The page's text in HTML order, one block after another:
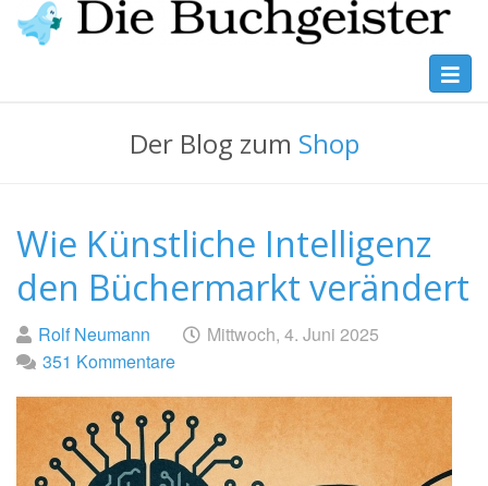
Skip
to
BuchgeisterDer Blog zum Shop
Wie Künstliche Intelligenz
den Büchermarkt verändert
Geschrieben
von
Rolf Neumann am Mittwoch, 4. Juni 2025
351 Kommentare